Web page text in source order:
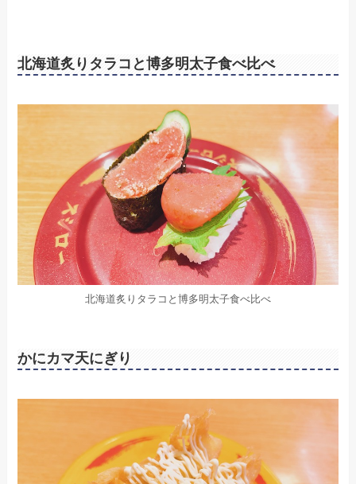
北海道炙りタラコと博多明太子食べ比べ
北海道炙りタラコと博多明太子食べ比べ
かにカマ天にぎり